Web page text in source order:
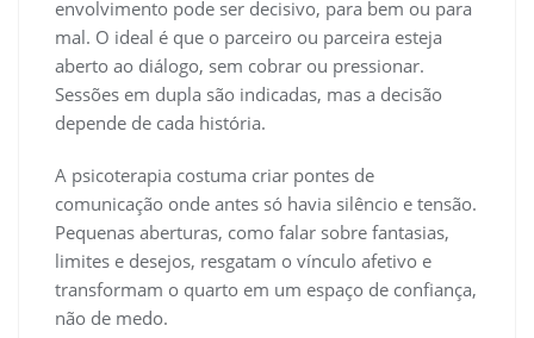
envolvimento pode ser decisivo, para bem ou para
mal. O ideal é que o parceiro ou parceira esteja
aberto ao diálogo, sem cobrar ou pressionar.
Sessões em dupla são indicadas, mas a decisão
depende de cada história.
A psicoterapia costuma criar pontes de
comunicação onde antes só havia silêncio e tensão.
Pequenas aberturas, como falar sobre fantasias,
limites e desejos, resgatam o vínculo afetivo e
transformam o quarto em um espaço de confiança,
não de medo.